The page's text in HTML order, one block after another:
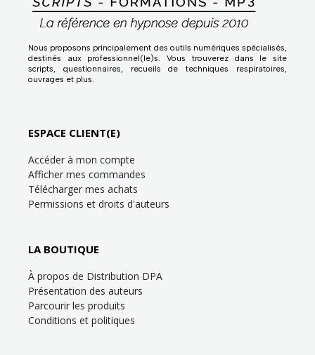
Nous proposons principalement des outils numériques spécialisés,
destinés aux professionnel(le)s. Vous trouverez dans le site
scripts, questionnaires, recueils de techniques respiratoires,
ouvrages et plus.
ESPACE CLIENT(E)
Accéder à mon compte
Afficher mes commandes
Télécharger mes achats
Permissions et droits d'auteurs
LA BOUTIQUE
À propos de Distribution DPA
Présentation des auteurs
Parcourir les produits
Conditions et politiques